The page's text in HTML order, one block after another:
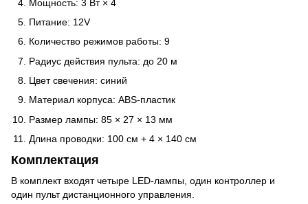
Мощность: 3 Вт × 4
Питание: 12V
Количество режимов работы: 9
Радиус действия пульта: до 20 м
Цвет свечения: синий
Материал корпуса: ABS-пластик
Размер лампы: 85 × 27 × 13 мм
Длина проводки: 100 см + 4 × 140 см
Комплектация
В комплект входят четыре LED-лампы, один контроллер и
один пульт дистанционного управления.